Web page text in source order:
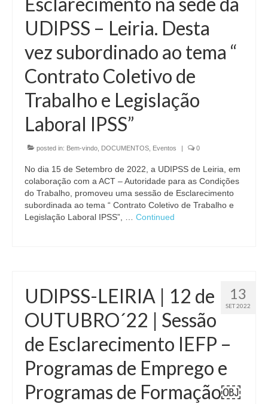
UDIPSS – Leiria. Desta
vez subordinado ao tema “
Contrato Coletivo de
Trabalho e Legislação
Laboral IPSS”
posted in: Bem-vindo DOCUMENTOS Eventos | 0
No dia 15 de Setembro de 2022, a UDIPSS de Leiria, em
colaboração com a ACT – Autoridade para as Condições
do Trabalho, promoveu uma sessão de Esclarecimento
subordinada ao tema “ Contrato Coletivo de Trabalho e
Legislação Laboral IPSS”, … Continued
13
SET 2022
UDIPSS-LEIRIA | 12 de
OUTUBRO´22 | Sessão
de Esclarecimento IEFP –
Programas de Emprego e
Programas de Formação￼